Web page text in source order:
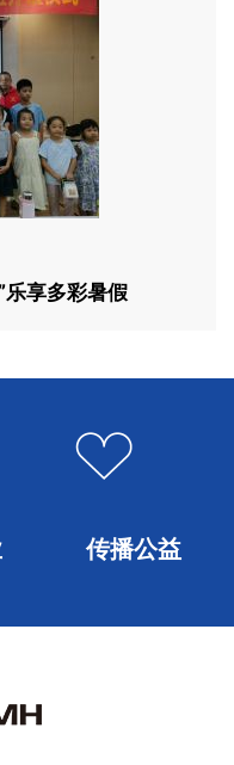
乐享多彩暑假
传播公益